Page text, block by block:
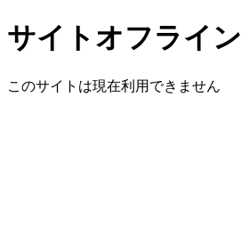
サイトオフライン
このサイトは現在利用できません